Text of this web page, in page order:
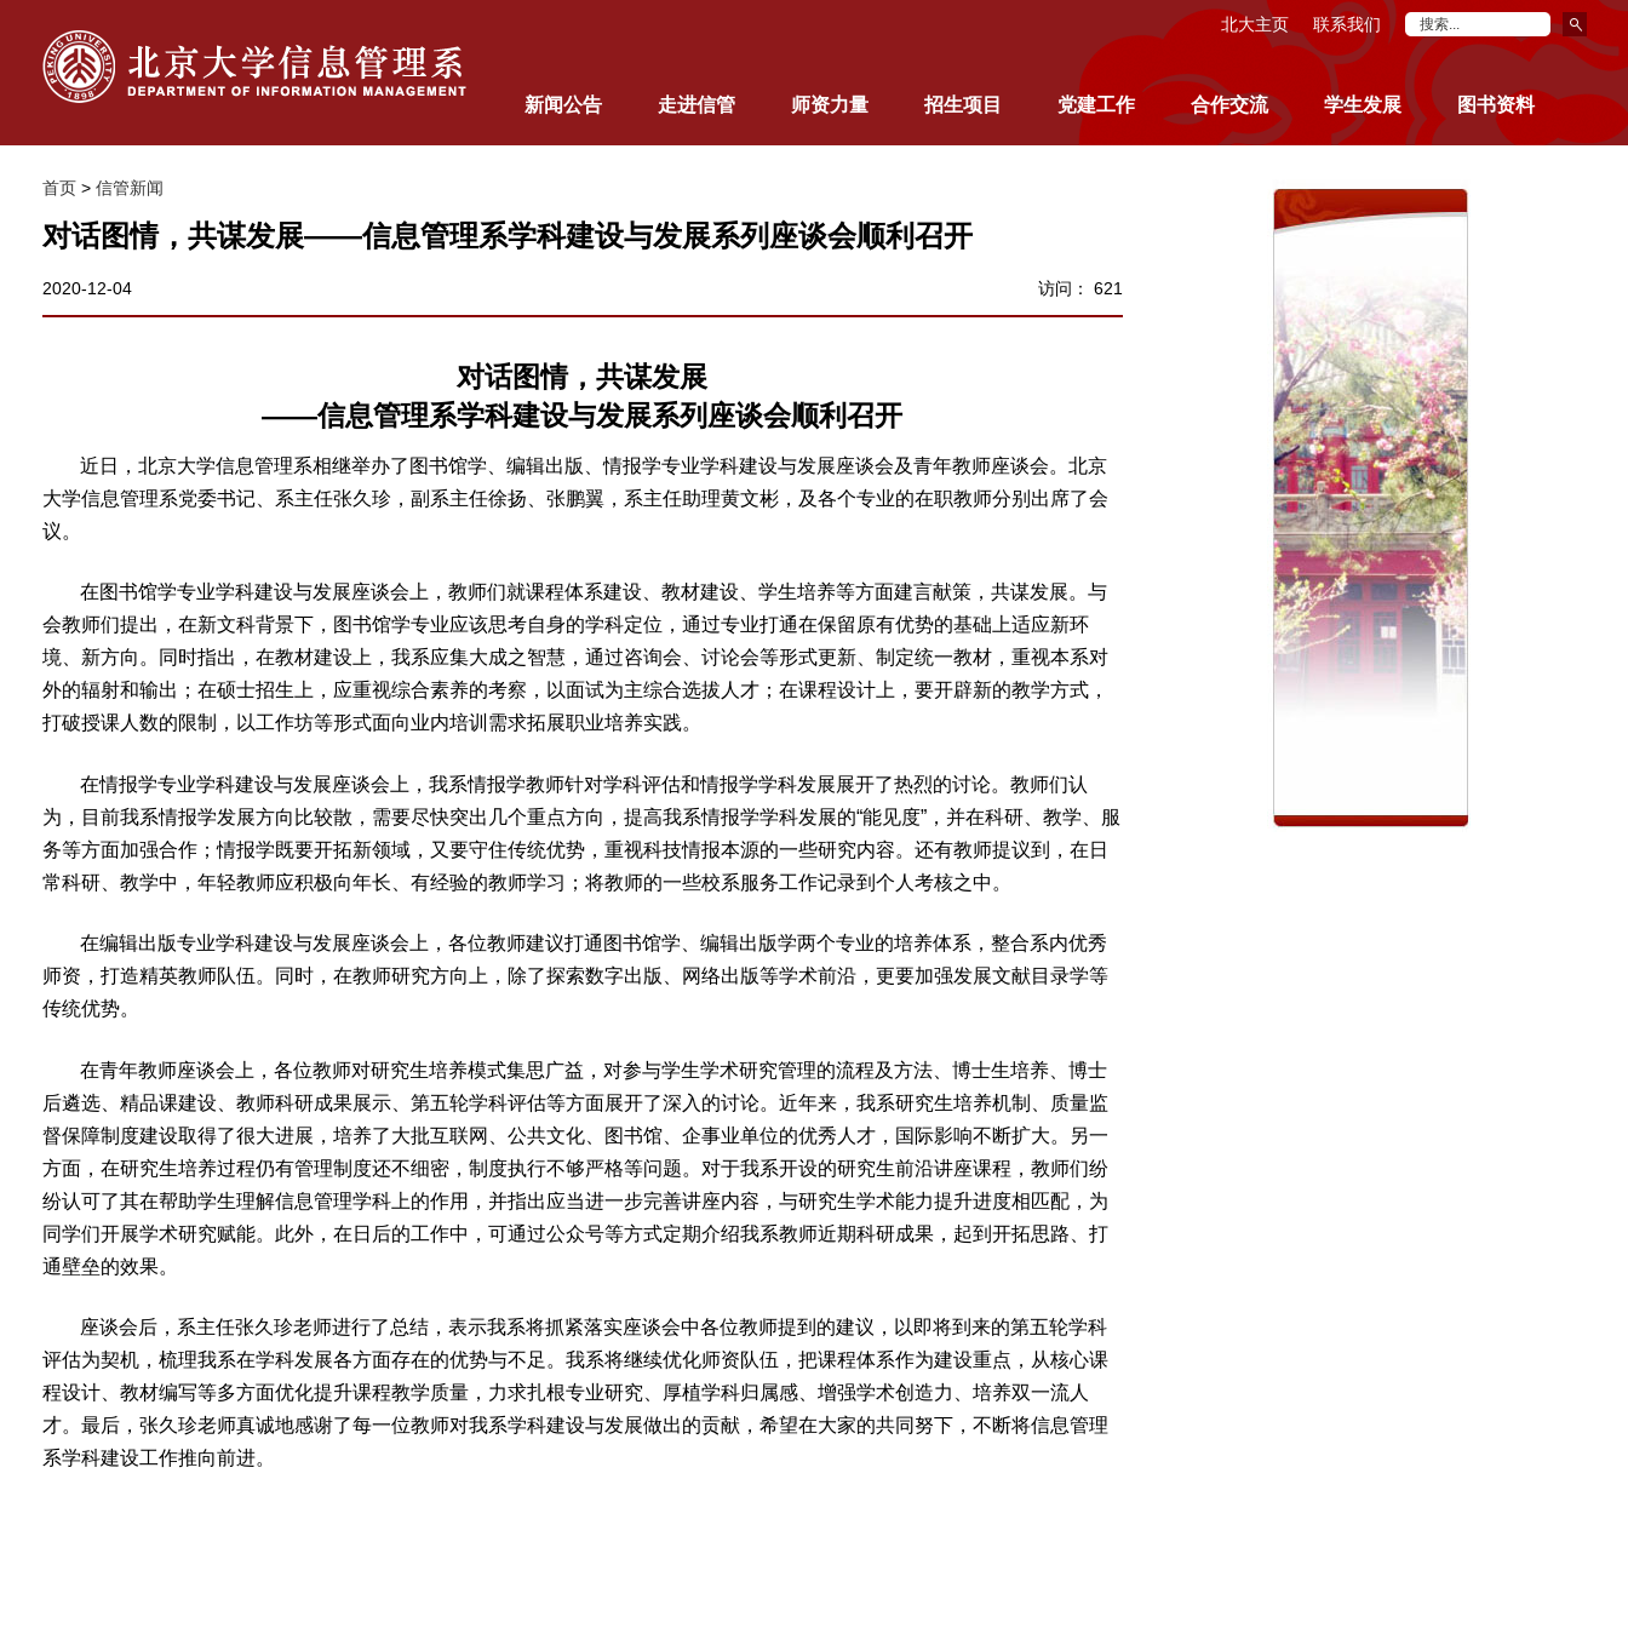
北大主页 联系我们
新闻公告 走进信管 师资力量 招生项目 党建工作 合作交流 学生发展 图书资料
首页> 信管新闻
对话图情，共谋发展——信息管理系学科建设与发展系列座谈会顺利召开
2020-12-04 访问： 621
对话图情，共谋发展
——信息管理系学科建设与发展系列座谈会顺利召开
近日，北京大学信息管理系相继举办了图书馆学、编辑出版、情报学专业学科建设与发展座谈会及青年教师座谈会。北京
大学信息管理系党委书记、系主任张久珍，副系主任徐扬、张鹏翼，系主任助理黄文彬，及各个专业的在职教师分别出席了会
议。
在图书馆学专业学科建设与发展座谈会上，教师们就课程体系建设、教材建设、学生培养等方面建言献策，共谋发展。与
会教师们提出，在新文科背景下，图书馆学专业应该思考自身的学科定位，通过专业打通在保留原有优势的基础上适应新环
境、新方向。同时指出，在教材建设上，我系应集大成之智慧，通过咨询会、讨论会等形式更新、制定统一教材，重视本系对
外的辐射和输出；在硕士招生上，应重视综合素养的考察，以面试为主综合选拔人才；在课程设计上，要开辟新的教学方式，
打破授课人数的限制，以工作坊等形式面向业内培训需求拓展职业培养实践。
在情报学专业学科建设与发展座谈会上，我系情报学教师针对学科评估和情报学学科发展展开了热烈的讨论。教师们认
为，目前我系情报学发展方向比较散，需要尽快突出几个重点方向，提高我系情报学学科发展的“能见度”，并在科研、教学、服
务等方面加强合作；情报学既要开拓新领域，又要守住传统优势，重视科技情报本源的一些研究内容。还有教师提议到，在日
常科研、教学中，年轻教师应积极向年长、有经验的教师学习；将教师的一些校系服务工作记录到个人考核之中。
在编辑出版专业学科建设与发展座谈会上，各位教师建议打通图书馆学、编辑出版学两个专业的培养体系，整合系内优秀
师资，打造精英教师队伍。同时，在教师研究方向上，除了探索数字出版、网络出版等学术前沿，更要加强发展文献目录学等
传统优势。
在青年教师座谈会上，各位教师对研究生培养模式集思广益，对参与学生学术研究管理的流程及方法、博士生培养、博士
后遴选、精品课建设、教师科研成果展示、第五轮学科评估等方面展开了深入的讨论。近年来，我系研究生培养机制、质量监
督保障制度建设取得了很大进展，培养了大批互联网、公共文化、图书馆、企事业单位的优秀人才，国际影响不断扩大。另一
方面，在研究生培养过程仍有管理制度还不细密，制度执行不够严格等问题。对于我系开设的研究生前沿讲座课程，教师们纷
纷认可了其在帮助学生理解信息管理学科上的作用，并指出应当进一步完善讲座内容，与研究生学术能力提升进度相匹配，为
同学们开展学术研究赋能。此外，在日后的工作中，可通过公众号等方式定期介绍我系教师近期科研成果，起到开拓思路、打
通壁垒的效果。
座谈会后，系主任张久珍老师进行了总结，表示我系将抓紧落实座谈会中各位教师提到的建议，以即将到来的第五轮学科
评估为契机，梳理我系在学科发展各方面存在的优势与不足。我系将继续优化师资队伍，把课程体系作为建设重点，从核心课
程设计、教材编写等多方面优化提升课程教学质量，力求扎根专业研究、厚植学科归属感、增强学术创造力、培养双一流人
才。最后，张久珍老师真诚地感谢了每一位教师对我系学科建设与发展做出的贡献，希望在大家的共同努下，不断将信息管理
系学科建设工作推向前进。